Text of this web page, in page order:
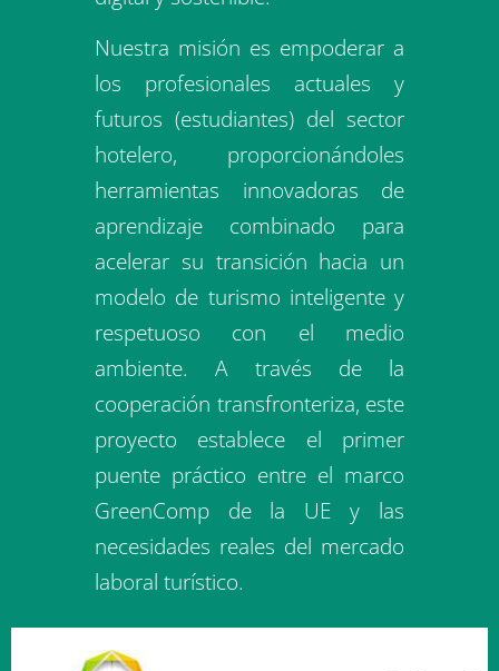
brechas críticas de capacitación
digital y sostenible.
Nuestra misión es empoderar a
los profesionales actuales y
futuros (estudiantes) del sector
hotelero, proporcionándoles
herramientas innovadoras de
aprendizaje combinado para
acelerar su transición hacia un
modelo de turismo inteligente y
respetuoso con el medio
ambiente. A través de la
cooperación transfronteriza, este
proyecto establece el primer
puente práctico entre el marco
GreenComp de la UE y las
laboral turístico.